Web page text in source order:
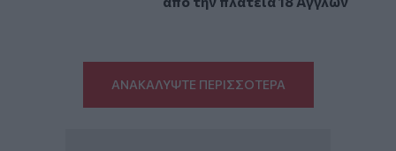
ΑΝΑΚΑΛΥΨΤΕ ΠΕΡΙΣΣΟΤΕΡΑ